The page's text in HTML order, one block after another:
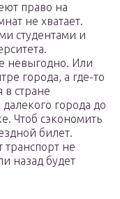
право на
не хватает.
студентами и
невыгодно. Или
города, а где-то
в стране
города до
Чтоб сэкономить
билет.
транспорт не
назад будет